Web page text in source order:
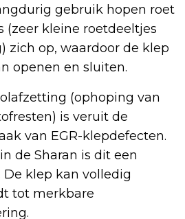
gebruik hopen roet
(zeer kleine roetdeeltjes
zich op, waardoor de klep
openen en sluiten.
(ophoping van
is veruit de
van EGR-klepdefecten.
de Sharan is dit een
klep kan volledig
tot merkbare